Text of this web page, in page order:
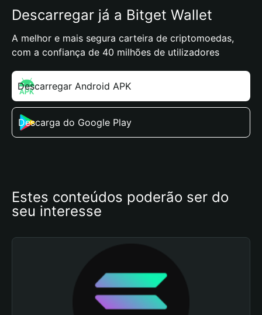
Descarregar já a Bitget Wallet
A melhor e mais segura carteira de criptomoedas,
com a confiança de 40 milhões de utilizadores
Descarregar Android APK
Descarga do Google Play
Estes conteúdos poderão ser do
seu interesse